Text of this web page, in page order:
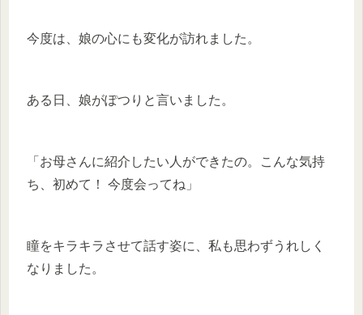
今度は、娘の心にも変化が訪れました。
ある日、娘がぽつりと言いました。
「お母さんに紹介したい人ができたの。こんな気持
ち、初めて！ 今度会ってね」
瞳をキラキラさせて話す姿に、私も思わずうれしく
なりました。